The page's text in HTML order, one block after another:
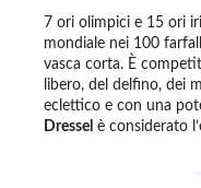
7 ori olimpici e 15 ori
mondiale nei 100
vasca corta. È
libero, del delfino, dei
eclettico e con una
Dressel è considerato